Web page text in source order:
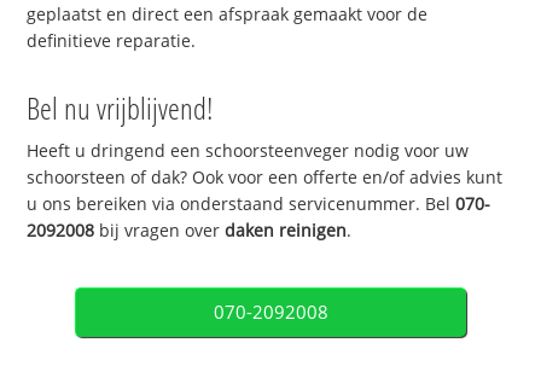
geplaatst en direct een afspraak gemaakt voor de
definitieve reparatie.
Bel nu vrijblijvend!
Heeft u dringend een schoorsteenveger nodig voor uw
schoorsteen of dak? Ook voor een offerte en/of advies kunt
u ons bereiken via onderstaand servicenummer. Bel070-
2092008 bij vragen overdaken reinigen.
070-2092008